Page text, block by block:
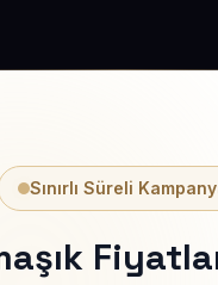
Sınırlı Süreli